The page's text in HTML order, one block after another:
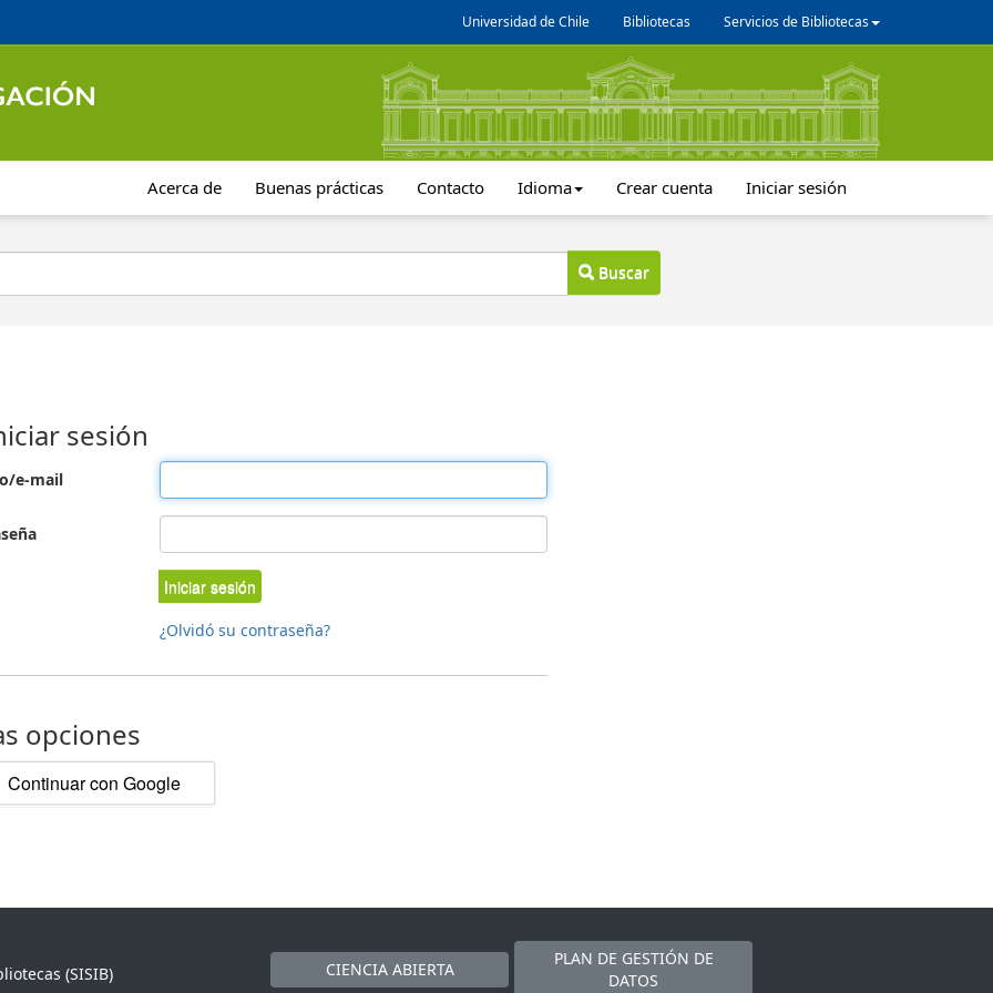
Universidad de Chile Bibliotecas Servicios de Bibliotecas
Acerca de Buenas prácticas Contacto Idioma Crear cuenta Iniciar sesión
Buscar
sesión
e-mail
Iniciar sesión
¿Olvidó su contraseña?
opciones
Continuar con Google
(SISIB)
CIENCIA ABIERTA
PLAN DE GESTIÓN DE
DATOS